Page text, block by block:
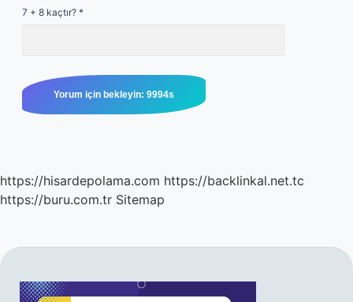
7 + 8 kaçtır? *
https://hisardepolama.com https://backlinkal.net.tc
https://buru.com.tr Sitemap
SIDEBAR